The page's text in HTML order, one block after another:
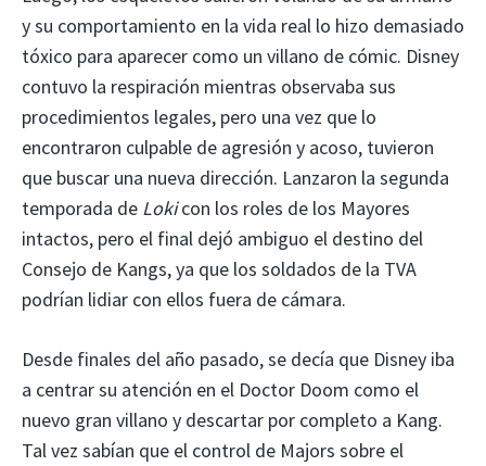
y su comportamiento en la vida real lo hizo demasiado
tóxico para aparecer como un villano de cómic. Disney
contuvo la respiración mientras observaba sus
procedimientos legales, pero una vez que lo
encontraron culpable de agresión y acoso, tuvieron
que buscar una nueva dirección. Lanzaron la segunda
temporada de Lokicon los roles de los Mayores
intactos, pero el final dejó ambiguo el destino del
Consejo de Kangs, ya que los soldados de la TVA
podrían lidiar con ellos fuera de cámara.
Desde finales del año pasado, se decía que Disney iba
a centrar su atención en el Doctor Doom como el
nuevo gran villano y descartar por completo a Kang.
Tal vez sabían que el control de Majors sobre el